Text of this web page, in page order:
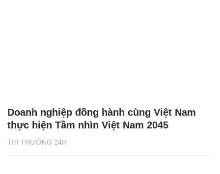
THỊ TRƯỜNG 24H
Doanh nghiệp đồng hành cùng Việt Nam
thực hiện Tầm nhìn Việt Nam 2045